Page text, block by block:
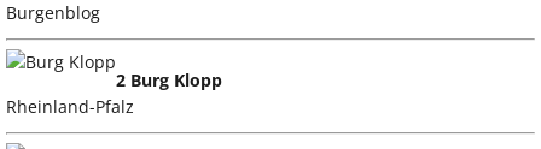
Burgenblog
2 Burg Klopp
Rheinland-Pfalz